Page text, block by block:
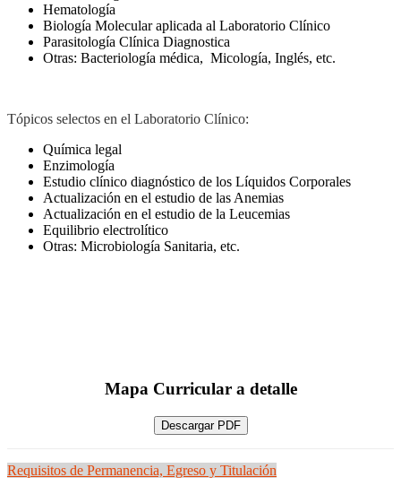
Hematología
Biología Molecular aplicada al Laboratorio Clínico
Parasitología Clínica Diagnostica
Otras: Bacteriología médica, Micología, Inglés, etc.
Tópicos selectos en el Laboratorio Clínico:
Química legal
Enzimología
Estudio clínico diagnóstico de los Líquidos Corporales
Actualización en el estudio de las Anemias
Actualización en el estudio de la Leucemias
Equilibrio electrolítico
Otras: Microbiología Sanitaria, etc.
Mapa Curricular a detalle
Descargar PDF
Requisitos de Permanencia, Egreso y Titulación